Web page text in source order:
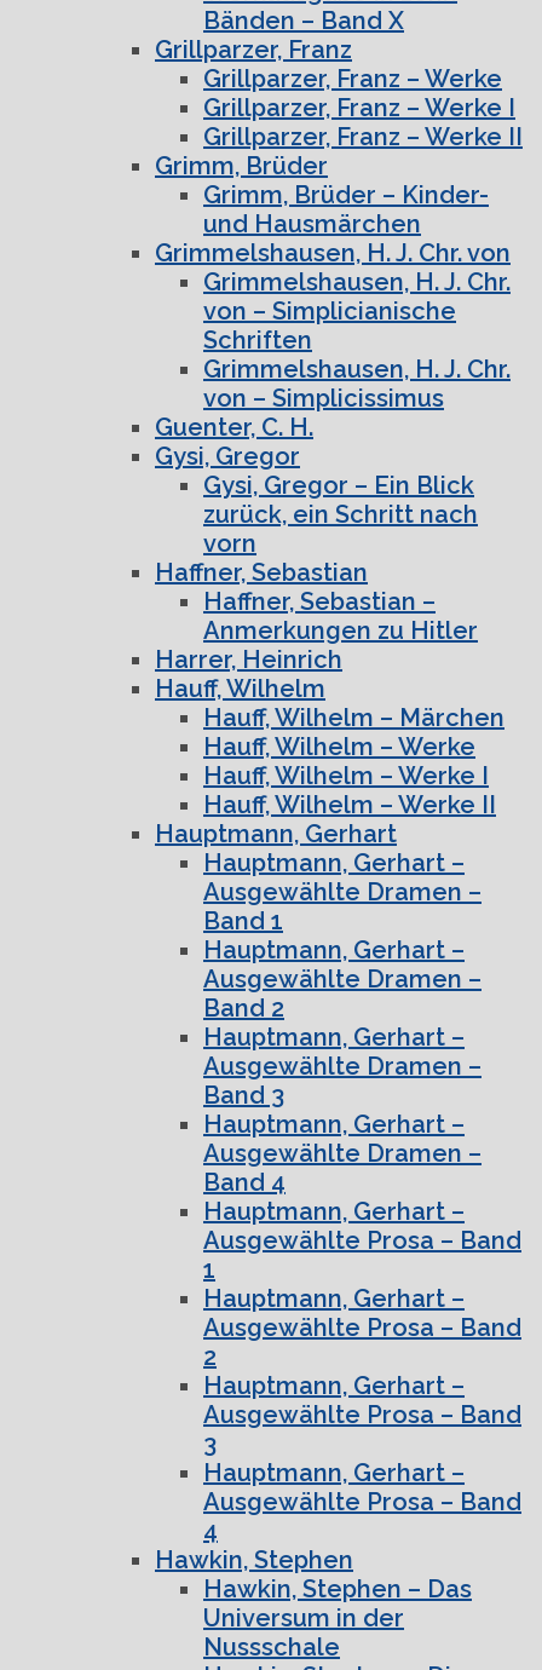
Bänden – Band X
Grillparzer, Franz
Grillparzer, Franz – Werke
Grillparzer, Franz – Werke I
Grillparzer, Franz – Werke II
Grimm, Brüder
Grimm, Brüder – Kinder-
und Hausmärchen
Grimmelshausen, H. J. Chr. von
Grimmelshausen, H. J. Chr.
von – Simplicianische
Schriften
Grimmelshausen, H. J. Chr.
von – Simplicissimus
Guenter, C. H.
Gysi, Gregor
Gysi, Gregor – Ein Blick
zurück, ein Schritt nach
vorn
Haffner, Sebastian
Haffner, Sebastian –
Anmerkungen zu Hitler
Harrer, Heinrich
Hauff, Wilhelm
Hauff, Wilhelm – Märchen
Hauff, Wilhelm – Werke
Hauff, Wilhelm – Werke I
Hauff, Wilhelm – Werke II
Hauptmann, Gerhart
Hauptmann, Gerhart –
Ausgewählte Dramen –
Band 1
Hauptmann, Gerhart –
Ausgewählte Dramen –
Band 2
Hauptmann, Gerhart –
Ausgewählte Dramen –
Band 3
Hauptmann, Gerhart –
Ausgewählte Dramen –
Band 4
Hauptmann, Gerhart –
Ausgewählte Prosa – Band
1
Hauptmann, Gerhart –
Ausgewählte Prosa – Band
2
Hauptmann, Gerhart –
Ausgewählte Prosa – Band
3
Hauptmann, Gerhart –
Ausgewählte Prosa – Band
4
Hawkin, Stephen
Hawkin, Stephen – Das
Universum in der
Nussschale